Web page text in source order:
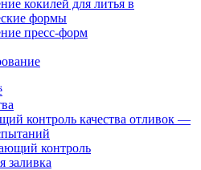
кокилей для литья в
формы
пресс-форм
контроль качества отливок —
контроль
заливка